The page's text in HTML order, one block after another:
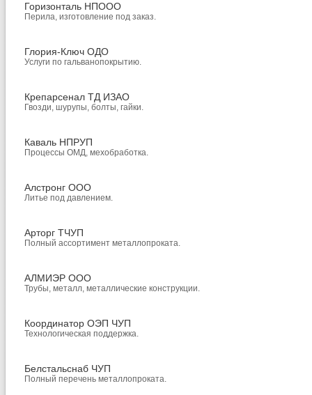
Горизонталь НПООО
Перила, изготовление под заказ.
Глория-Ключ ОДО
Услуги по гальванопокрытию.
Крепарсенал ТД ИЗАО
Гвозди, шурупы, болты, гайки.
Каваль НПРУП
Процессы ОМД, мехобработка.
Алстронг ООО
Литье под давлением.
Арторг ТЧУП
Полный ассортимент металлопроката.
АЛМИЭР ООО
Трубы, металл, металлические конструкции.
Координатор ОЭП ЧУП
Технологическая поддержка.
Белстальснаб ЧУП
Полный перечень металлопроката.